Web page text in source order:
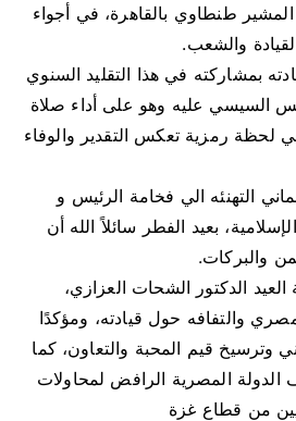
طنطاوي بالقاهرة، في أجواء
والشعب.
بمشاركته في هذا التقليد السنوي
السيسي عليه وهو على أداء صلاة
في لحظة رمزية تعكس التقدير والوفاء
التهنئه الي فخامة الرئيس و
بعيد الفطر سائلاً الله أن
والبركات.
الدكتور الشحات العزازي،
والتفافه حول قيادته، ومؤكدًا
وترسيخ قيم المحبة والتعاون، كما
المصرية الرافض لمحاولات
من قطاع غزة